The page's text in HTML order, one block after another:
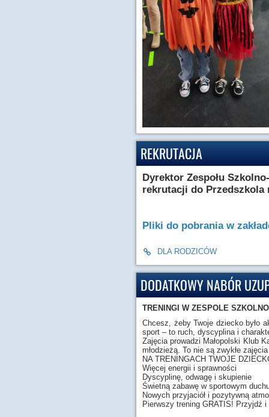
REKRUTACJA
Dyrektor Zespołu
rekrutacji do Przedszkola
Pliki do pobrania w
DLA RODZICÓW
DODATKOWY NABÓR
TRENINGI W ZESPOLE
Chcesz, żeby Twoje dziecko było
sport – to ruch, dyscyplina i
Zajęcia prowadzi Małopolski Klub
młodzieżą. To nie są zwykłe
NA TRENINGACH TWOJE
Więcej energii i sprawności
Dyscyplinę, odwagę i skupienie
Świetną zabawę w sportowym
Nowych przyjaciół i pozytywną
Pierwszy trening GRATIS! Przyjdź